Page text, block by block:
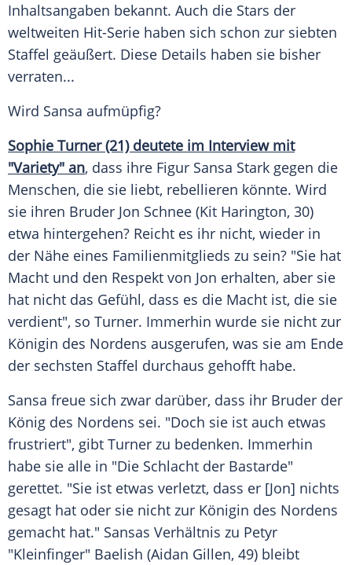
Inhaltsangaben bekannt. Auch die Stars der
weltweiten Hit-Serie haben sich schon zur siebten
Staffel geäußert. Diese Details haben sie bisher
verraten...
Wird Sansa aufmüpfig?
Sophie Turner (21) deutete im Interview mit
"Variety" an, dass ihre Figur Sansa Stark gegen die
Menschen, die sie liebt, rebellieren könnte. Wird
sie ihren Bruder Jon Schnee (Kit Harington, 30)
etwa hintergehen? Reicht es ihr nicht, wieder in
der Nähe eines Familienmitglieds zu sein? "Sie hat
Macht und den Respekt von Jon erhalten, aber sie
hat nicht das Gefühl, dass es die Macht ist, die sie
verdient", so Turner. Immerhin wurde sie nicht zur
Königin des Nordens ausgerufen, was sie am Ende
der sechsten Staffel durchaus gehofft habe.
Sansa freue sich zwar darüber, dass ihr Bruder der
König des Nordens sei. "Doch sie ist auch etwas
frustriert", gibt Turner zu bedenken. Immerhin
habe sie alle in "Die Schlacht der Bastarde"
gerettet. "Sie ist etwas verletzt, dass er [Jon] nichts
gesagt hat oder sie nicht zur Königin des Nordens
gemacht hat." Sansas Verhältnis zu Petyr
"Kleinfinger" Baelish (Aidan Gillen, 49) bleibt